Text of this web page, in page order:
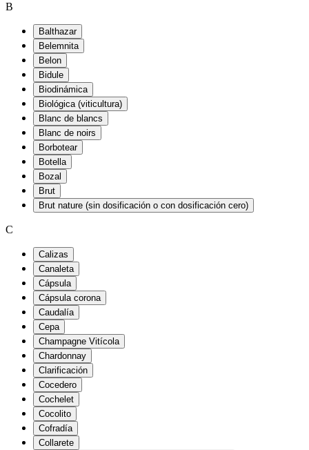
B
Balthazar
Belemnita
Belon
Bidule
Biodinámica
Biológica (viticultura)
Blanc de blancs
Blanc de noirs
Borbotear
Botella
Bozal
Brut
Brut nature (sin dosificación o con dosificación cero)
C
Calizas
Canaleta
Cápsula
Cápsula corona
Caudalía
Cepa
Champagne Vitícola
Chardonnay
Clarificación
Cocedero
Cochelet
Cocolito
Cofradía
Collarete